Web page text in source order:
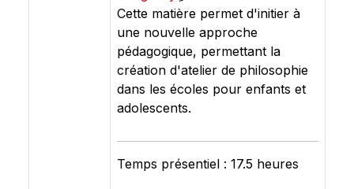
Cette matière permet d'initier à
une nouvelle approche
pédagogique, permettant la
création d'atelier de philosophie
dans les écoles pour enfants et
adolescents.
Temps présentiel : 17.5 heures